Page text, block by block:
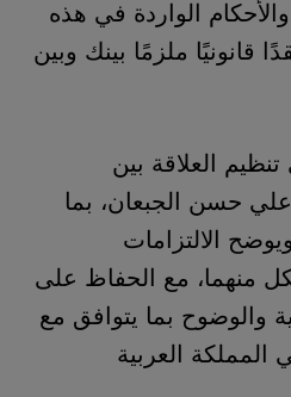
الواردة في هذه
قانونيًا ملزمًا بينك وبين
العلاقة بين
حسن الجبعان، بما
الالتزامات
منهما، مع الحفاظ على
والوضوح بما يتوافق مع
المملكة العربية